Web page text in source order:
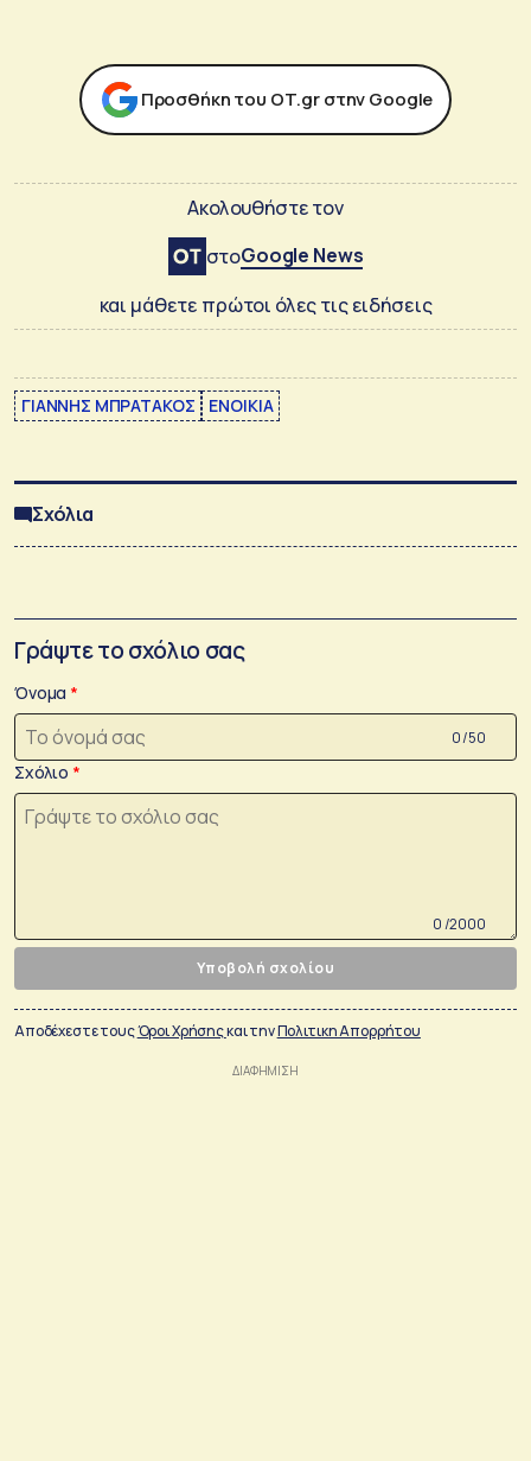
Προσθήκη του ΟΤ.gr στην Google
Ακολουθήστε τον
στοGoogle News
και μάθετε πρώτοι όλες τις ειδήσεις
ΓΙΑΝΝΗΣ ΜΠΡΑΤΑΚΟΣ ΕΝΟΙΚΙΑ
Σχόλια
Γράψτε το σχόλιο σας
Όνομα
0 /50
Σχόλιο
0 /2000
Υποβολή σχολίου
Αποδέχεστε τουςΌροι Χρήσηςκαι τηνΠολιτικη Απορρήτου